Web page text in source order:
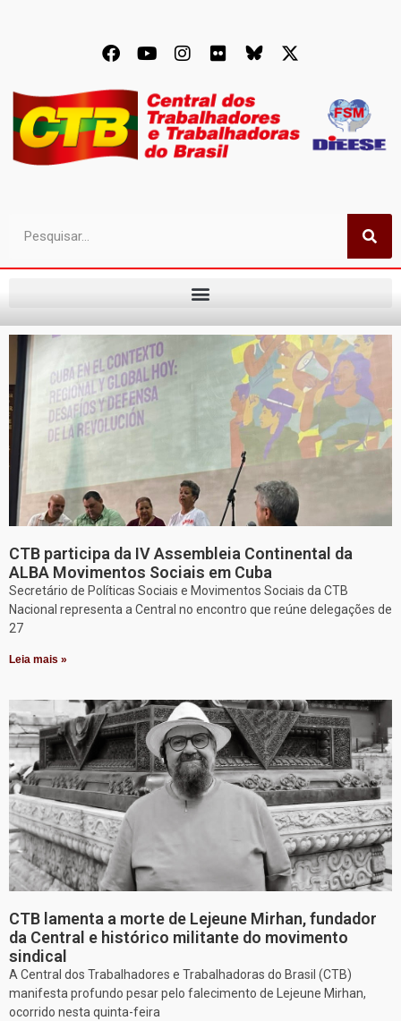
CTB participa da IV Assembleia Continental da
ALBA Movimentos Sociais em Cuba
Secretário de Políticas Sociais e Movimentos Sociais da CTB
Nacional representa a Central no encontro que reúne delegações de
27
Leia mais »
CTB lamenta a morte de Lejeune Mirhan, fundador
da Central e histórico militante do movimento
sindical
A Central dos Trabalhadores e Trabalhadoras do Brasil (CTB)
manifesta profundo pesar pelo falecimento de Lejeune Mirhan,
ocorrido nesta quinta-feira